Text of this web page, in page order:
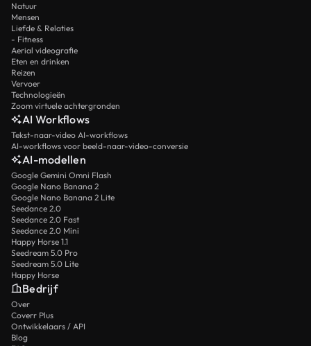
Natuur
Mensen
Liefde & Relaties
- Fitness
Aerial videografie
Eten en drinken
Reizen
Vervoer
Technologieën
Zoom virtuele achtergronden
AI Workflows
Tekst-naar-video AI-workflows
AI-workflows voor beeld-naar-video-conversie
AI-modellen
Google Gemini Omni Flash
Google Nano Banana 2
Google Nano Banana 2 Lite
Seedance 2.0
Seedance 2.0 Fast
Seedance 2.0 Mini
Happy Horse 1.1
Seedream 5.0 Pro
Seedream 5.0 Lite
Happy Horse
Bedrijf
Over
Coverr Plus
Ontwikkelaars / API
Blog